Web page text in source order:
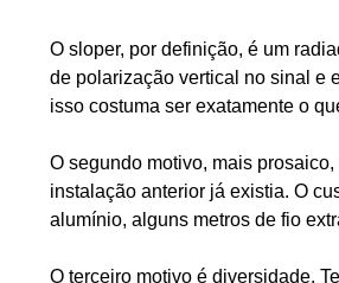
O sloper, por definição, é um
de polarização vertical no sinal e
isso costuma ser exatamente o
O segundo motivo, mais
instalação anterior já existia. O
alumínio, alguns metros de fio
O terceiro motivo é diversidade.